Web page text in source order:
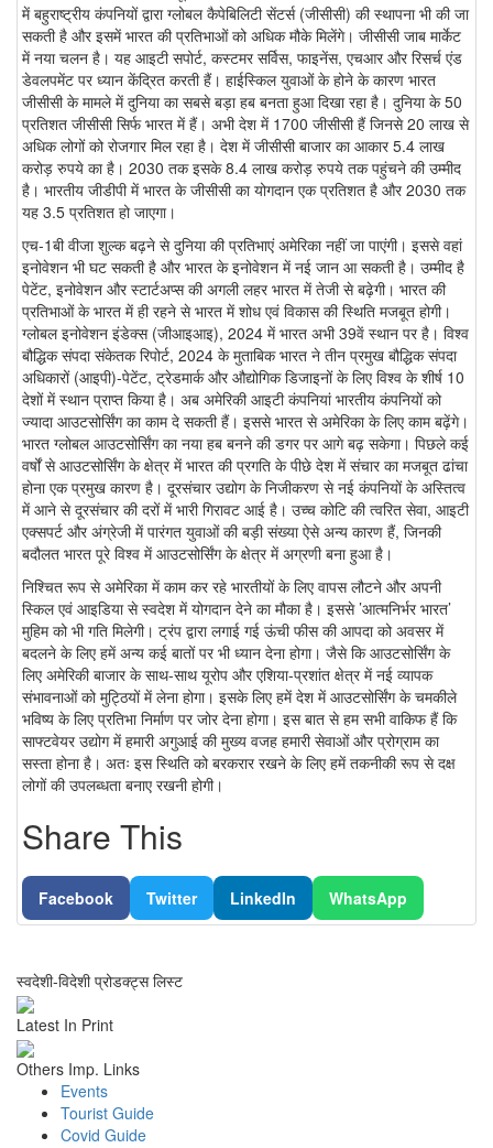
में बहुराष्ट्रीय कंपनियों द्वारा ग्लोबल कैपेबिलिटी सेंटर्स (जीसीसी) की स्थापना भी की जा
सकती है और इसमें भारत की प्रतिभाओं को अधिक मौके मिलेंगे। जीसीसी जाब मार्केट
में नया चलन है। यह आइटी सपोर्ट, कस्टमर सर्विस, फाइनेंस, एचआर और रिसर्च एंड
डेवलपमेंट पर ध्यान केंद्रित करती हैं। हाईस्किल युवाओं के होने के कारण भारत
जीसीसी के मामले में दुनिया का सबसे बड़ा हब बनता हुआ दिखा रहा है। दुनिया के 50
प्रतिशत जीसीसी सिर्फ भारत में हैं। अभी देश में 1700 जीसीसी हैं जिनसे 20 लाख से
अधिक लोगों को रोजगार मिल रहा है। देश में जीसीसी बाजार का आकार 5.4 लाख
करोड़ रुपये का है। 2030 तक इसके 8.4 लाख करोड़ रुपये तक पहुंचने की उम्मीद
है। भारतीय जीडीपी में भारत के जीसीसी का योगदान एक प्रतिशत है और 2030 तक
यह 3.5 प्रतिशत हो जाएगा।
एच-1बी वीजा शुल्क बढ़ने से दुनिया की प्रतिभाएं अमेरिका नहीं जा पाएंगी। इससे वहां
इनोवेशन भी घट सकती है और भारत के इनोवेशन में नई जान आ सकती है। उम्मीद है
पेटेंट, इनोवेशन और स्टार्टअप्स की अगली लहर भारत में तेजी से बढ़ेगी। भारत की
प्रतिभाओं के भारत में ही रहने से भारत में शोध एवं विकास की स्थिति मजबूत होगी।
ग्लोबल इनोवेशन इंडेक्स (जीआइआइ), 2024 में भारत अभी 39वें स्थान पर है। विश्व
बौद्धिक संपदा संकेतक रिपोर्ट, 2024 के मुताबिक भारत ने तीन प्रमुख बौद्धिक संपदा
अधिकारों (आइपी)-पेटेंट, ट्रेडमार्क और औद्योगिक डिजाइनों के लिए विश्व के शीर्ष 10
देशों में स्थान प्राप्त किया है। अब अमेरिकी आइटी कंपनियां भारतीय कंपनियों को
ज्यादा आउटसोर्सिंग का काम दे सकती हैं। इससे भारत से अमेरिका के लिए काम बढ़ेंगे।
भारत ग्लोबल आउटसोर्सिंग का नया हब बनने की डगर पर आगे बढ़ सकेगा। पिछले कई
वर्षों से आउटसोर्सिंग के क्षेत्र में भारत की प्रगति के पीछे देश में संचार का मजबूत ढांचा
होना एक प्रमुख कारण है। दूरसंचार उद्योग के निजीकरण से नई कंपनियों के अस्तित्व
में आने से दूरसंचार की दरों में भारी गिरावट आई है। उच्च कोटि की त्वरित सेवा, आइटी
एक्सपर्ट और अंग्रेजी में पारंगत युवाओं की बड़ी संख्या ऐसे अन्य कारण हैं, जिनकी
बदौलत भारत पूरे विश्व में आउटसोर्सिंग के क्षेत्र में अग्रणी बना हुआ है।
निश्चित रूप से अमेरिका में काम कर रहे भारतीयों के लिए वापस लौटने और अपनी
स्किल एवं आइडिया से स्वदेश में योगदान देने का मौका है। इससे ’आत्मनिर्भर भारत’
मुहिम को भी गति मिलेगी। ट्रंप द्वारा लगाई गई ऊंची फीस की आपदा को अवसर में
बदलने के लिए हमें अन्य कई बातों पर भी ध्यान देना होगा। जैसे कि आउटसोर्सिंग के
लिए अमेरिकी बाजार के साथ-साथ यूरोप और एशिया-प्रशांत क्षेत्र में नई व्यापक
संभावनाओं को मुट्ठियों में लेना होगा। इसके लिए हमें देश में आउटसोर्सिंग के चमकीले
भविष्य के लिए प्रतिभा निर्माण पर जोर देना होगा। इस बात से हम सभी वाकिफ हैं कि
साफ्टवेयर उद्योग में हमारी अगुआई की मुख्य वजह हमारी सेवाओं और प्रोग्राम का
सस्ता होना है। अतः इस स्थिति को बरकरार रखने के लिए हमें तकनीकी रूप से दक्ष
लोगों की उपलब्धता बनाए रखनी होगी।
Share This
Facebook Twitter LinkedIn WhatsApp
स्वदेशी-विदेशी प्रोडक्ट्स लिस्ट
Latest In Print
Others Imp. Links
Events
Tourist Guide
Covid Guide